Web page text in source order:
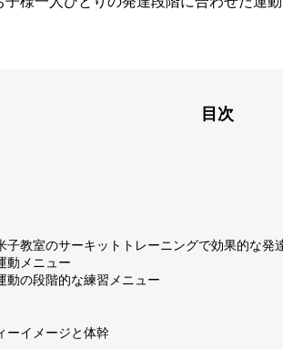
目次
子教室のサーキットトレーニングで効果的な発
動メニュー
動の段階的な練習メニュー
ーイメージと体幹